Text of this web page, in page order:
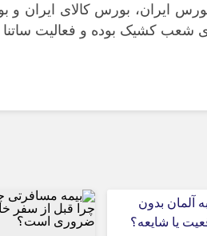
شعب کشیک بوده و فعالیت ساتنا
آلمان بدون
یا شایعه؟